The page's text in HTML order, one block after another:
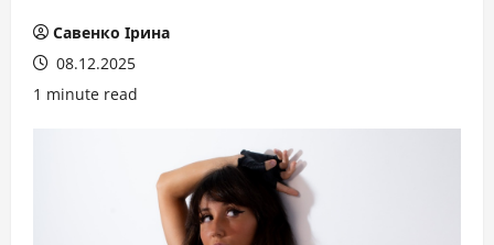
Савенко Ірина
08.12.2025
1 minute read